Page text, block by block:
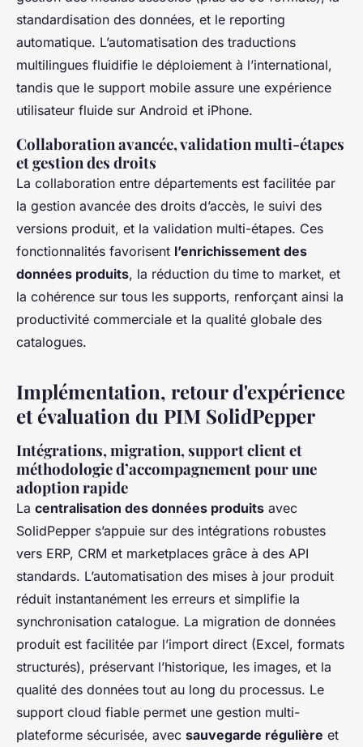
standardisation des données, et le reporting
automatique. L’automatisation des traductions
multilingues fluidifie le déploiement à l’international,
tandis que le support mobile assure une expérience
utilisateur fluide sur Android et iPhone.
Collaboration avancée, validation multi-étapes
et gestion des droits
La collaboration entre départements est facilitée par
la gestion avancée des droits d’accès, le suivi des
versions produit, et la validation multi-étapes. Ces
fonctionnalités favorisent l’enrichissement des
données produits, la réduction du time to market, et
la cohérence sur tous les supports, renforçant ainsi la
productivité commerciale et la qualité globale des
catalogues.
Implémentation, retour d'expérience
et évaluation du PIM SolidPepper
Intégrations, migration, support client et
méthodologie d’accompagnement pour une
adoption rapide
La centralisation des données produits avec
SolidPepper s’appuie sur des intégrations robustes
vers ERP, CRM et marketplaces grâce à des API
standards. L’automatisation des mises à jour produit
réduit instantanément les erreurs et simplifie la
synchronisation catalogue. La migration de données
produit est facilitée par l’import direct (Excel, formats
structurés), préservant l’historique, les images, et la
qualité des données tout au long du processus. Le
support cloud fiable permet une gestion multi-
plateforme sécurisée, avec sauvegarde régulière et